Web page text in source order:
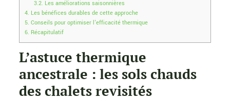
3.2. Les améliorations saisonnières
4. Les bénéfices durables de cette approche
5. Conseils pour optimiser l’efficacité thermique
6. Récapitulatif
L’astuce thermique
ancestrale : les sols chauds
des chalets revisités